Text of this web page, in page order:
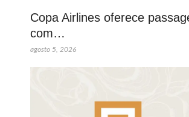
Copa Airlines oferece
com…
agosto 5, 2026